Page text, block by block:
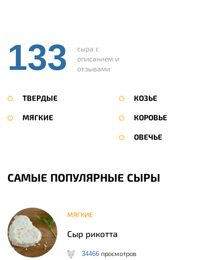
133
сыра с
описанием и
отзывами
ТВЕРДЫЕ
МЯГКИЕ
КОЗЬЕ
КОРОВЬЕ
ОВЕЧЬЕ
САМЫЕ ПОПУЛЯРНЫЕ СЫРЫ
МЯГКИЕ
Сыр рикотта
34466 просмотров